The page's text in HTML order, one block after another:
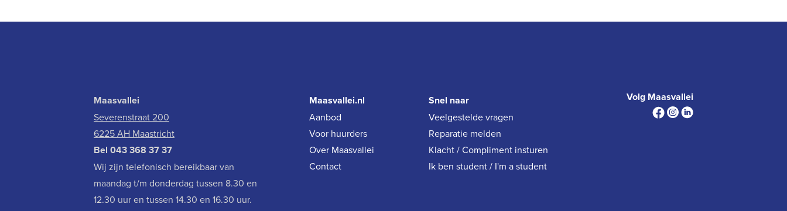
Maasvallei
Severenstraat 200
6225 AH Maastricht
Bel 043 368 37 37
Wij zijn telefonisch bereikbaar van
maandag t/m donderdag tussen 8.30 en
12.30 uur en tussen 14.30 en 16.30 uur.
Maasvallei.nl
Aanbod
Voor huurders
Over Maasvallei
Contact
Snel naar
Veelgestelde vragen
Reparatie melden
Klacht / Compliment insturen
Ik ben student / I'm a student
Volg Maasvallei